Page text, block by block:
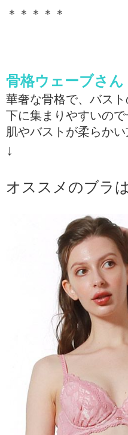
＊＊＊＊＊
骨格ウェーブさん
華奢な骨格で、バス
下に集まりやすいの
肌やバストが柔らかい
↓
オススメのブラ